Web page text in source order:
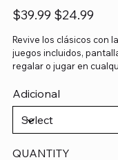
Original
price
$39.99
Sale
price
$24.99
Revive los clásicos con
juegos incluidos,
regalar o jugar en
Adicional
QUANTITY